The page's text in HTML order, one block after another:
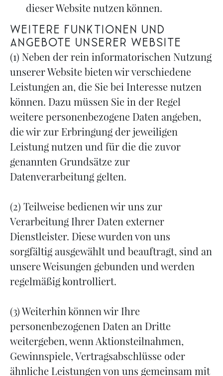
dieser Website nutzen können.
Weitere Funktionen und
Angebote unserer Website
(1) Neben der rein informatorischen Nutzung
unserer Website bieten wir verschiedene
Leistungen an, die Sie bei Interesse nutzen
können. Dazu müssen Sie in der Regel
weitere personenbezogene Daten angeben,
die wir zur Erbringung der jeweiligen
Leistung nutzen und für die die zuvor
genannten Grundsätze zur
Datenverarbeitung gelten.
(2) Teilweise bedienen wir uns zur
Verarbeitung Ihrer Daten externer
Dienstleister. Diese wurden von uns
sorgfältig ausgewählt und beauftragt, sind an
unsere Weisungen gebunden und werden
regelmäßig kontrolliert.
(3) Weiterhin können wir Ihre
personenbezogenen Daten an Dritte
weitergeben, wenn Aktionsteilnahmen,
Gewinnspiele, Vertragsabschlüsse oder
ähnliche Leistungen von uns gemeinsam mit